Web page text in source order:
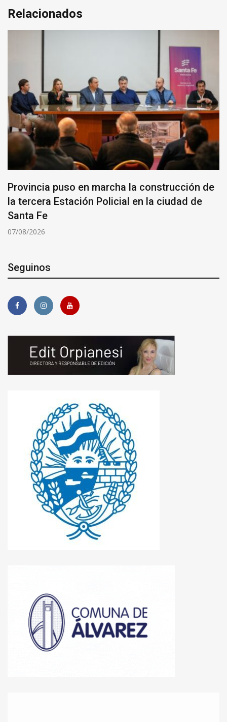
Relacionados
Provincia puso en marcha la construcción de
la tercera Estación Policial en la ciudad de
Santa Fe
07/08/2026
Seguinos